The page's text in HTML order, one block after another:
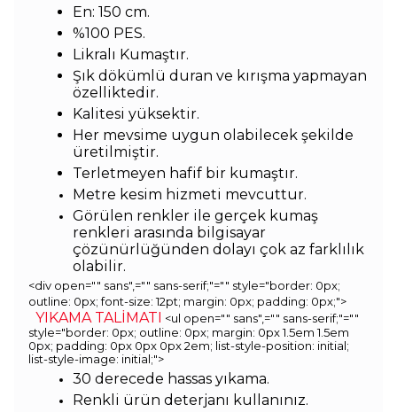
En: 150 cm.
%100 PES.
Likralı Kumaştır.
Şık dökümlü duran ve kırışma yapmayan
özelliktedir.
Kalitesi yüksektir.
Her mevsime uygun olabilecek şekilde
üretilmiştir.
Terletmeyen hafif bir kumaştır.
Metre kesim hizmeti mevcuttur.
Görülen renkler ile gerçek kumaş
renkleri arasında bilgisayar
çözünürlüğünden dolayı çok az farklılık
olabilir.
<div open="" sans",="" sans-serif;"="" style="border: 0px;
outline: 0px; font-size: 12pt; margin: 0px; padding: 0px;">
YIKAMA TALİMATI <ul open="" sans",="" sans-serif;"=""
style="border: 0px; outline: 0px; margin: 0px 1.5em 1.5em
0px; padding: 0px 0px 0px 2em; list-style-position: initial;
list-style-image: initial;">
30 derecede hassas yıkama.
Renkli ürün deterjanı kullanınız.